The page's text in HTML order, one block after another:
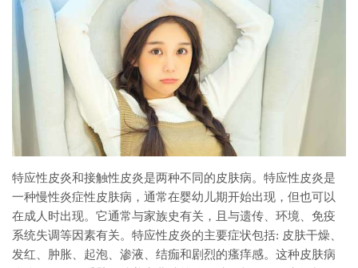
特应性皮炎和接触性皮炎是两种不同的皮肤病。特应性皮炎是
一种慢性炎症性皮肤病，通常在婴幼儿期开始出现，但也可以
在成人时出现。它通常与家族史有关，且与遗传、环境、免疫
系统失调等因素有关。特应性皮炎的主要症状包括: 皮肤干燥、
发红、肿胀、起泡、渗液、结痂和剧烈的瘙痒感。这种皮肤病